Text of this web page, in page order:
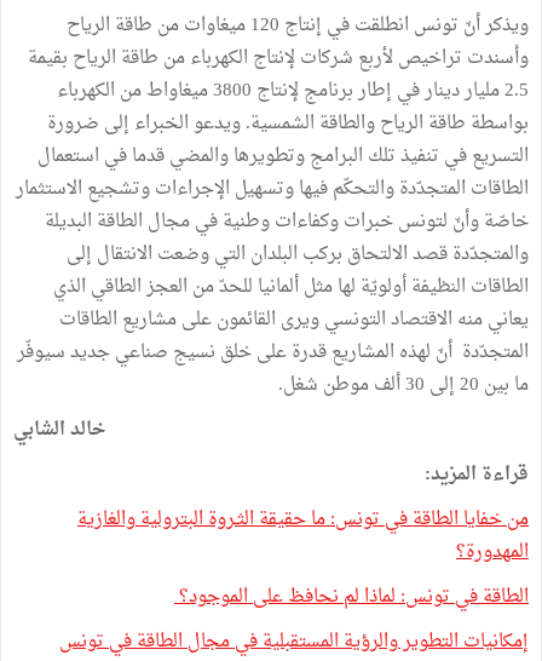
ويذكر أنّ تونس انطلقت في إنتاج 120 ميغاوات من طاقة الرياح
وأسندت تراخيص لأربع شركات لإنتاج الكهرباء من طاقة الرياح بقيمة
2.5 مليار دينار في إطار برنامج لإنتاج 3800 ميغاواط من الكهرباء
بواسطة طاقة الرياح والطاقة الشمسية. ويدعو الخبراء إلى ضرورة
التسريع في تنفيذ تلك البرامج وتطويرها والمضي قدما في استعمال
الطاقات المتجدّدة والتحكّم فيها وتسهيل الإجراءات وتشجيع الاستثمار
خاصّة وأنّ لتونس خبرات وكفاءات وطنية في مجال الطاقة البديلة
والمتجدّدة قصد الالتحاق بركب البلدان التي وضعت الانتقال إلى
الطاقات النظيفة أولويّة لها مثل ألمانيا للحدّ من العجز الطاقي الذي
يعاني منه الاقتصاد التونسي ويرى القائمون على مشاريع الطاقات
المتجدّدة أنّ لهذه المشاريع قدرة على خلق نسيج صناعي جديد سيوفّر
ما بين 20 إلى 30 ألف موطن شغل.
خالد الشابي
قراءة المزيد:
من خفايا الطاقة في تونس: ما حقيقة الثـروة البترولية والغازية
المهدورة؟
الطاقة في تونس: لماذا لم نحافظ على الموجود؟
إمكانيات التطوير والرؤية المستقبلية في مجال الطاقة في تونس